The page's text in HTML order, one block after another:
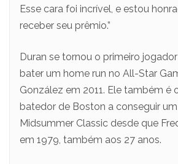
Esse cara foi incrível, e estou
receber seu prêmio.”
Duran se tornou o primeiro
bater um home run no All-Star
González em 2011. Ele também é
batedor de Boston a conseguir
Midsummer Classic desde que
em 1979, também aos 27 anos.